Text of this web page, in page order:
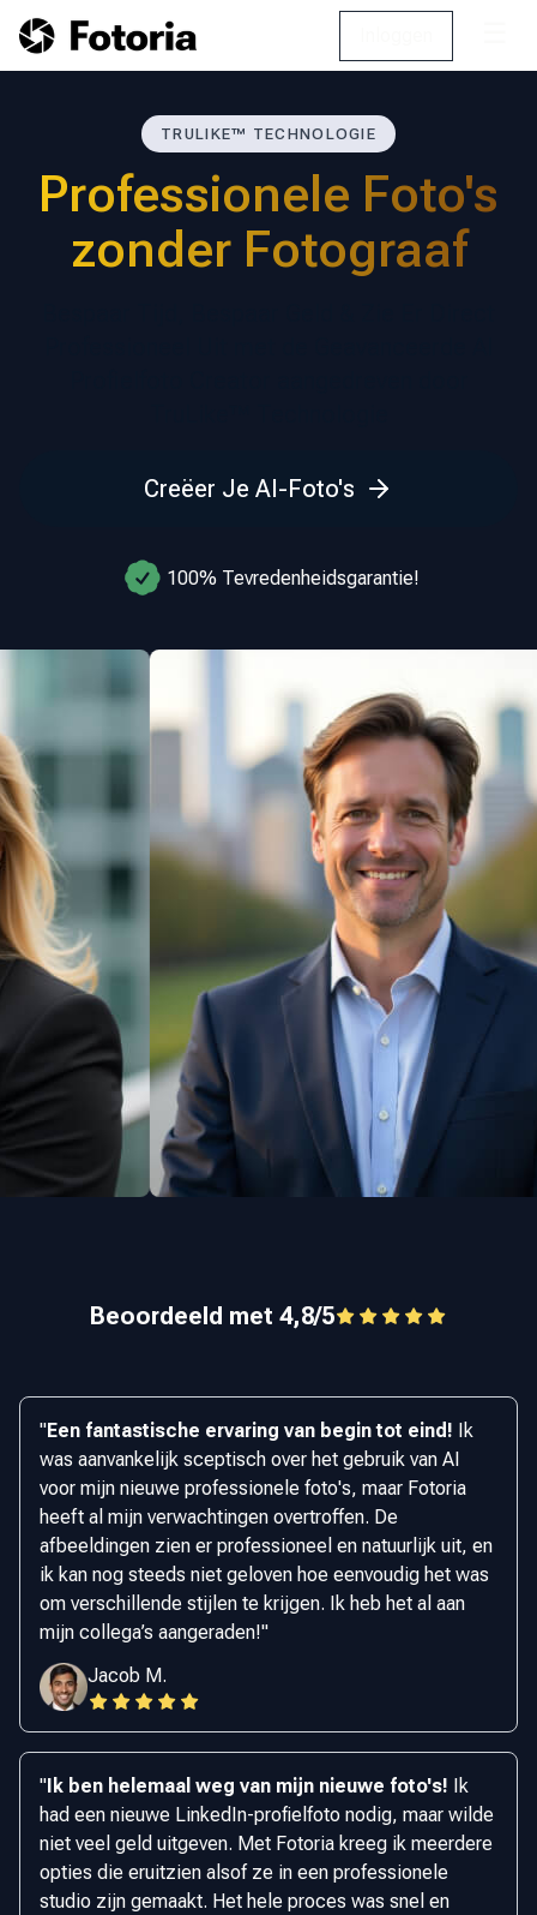
TRULIKE™ TECHNOLOGIE
Professionele Foto's
zonder Fotograaf
Creëer Je AI-Foto's
100% Tevredenheidsgarantie!
Beoordeeld met 4,8/5
"Een fantastische ervaring van begin tot eind! Ik
was aanvankelijk sceptisch over het gebruik van AI
voor mijn nieuwe professionele foto's, maar Fotoria
heeft al mijn verwachtingen overtroffen. De
afbeeldingen zien er professioneel en natuurlijk uit, en
ik kan nog steeds niet geloven hoe eenvoudig het was
om verschillende stijlen te krijgen. Ik heb het al aan
mijn collega’s aangeraden!"
Jacob M.
"Ik ben helemaal weg van mijn nieuwe foto's! Ik
had een nieuwe LinkedIn-profielfoto nodig, maar wilde
niet veel geld uitgeven. Met Fotoria kreeg ik meerdere
opties die eruitzien alsof ze in een professionele
studio zijn gemaakt. Het hele proces was snel en